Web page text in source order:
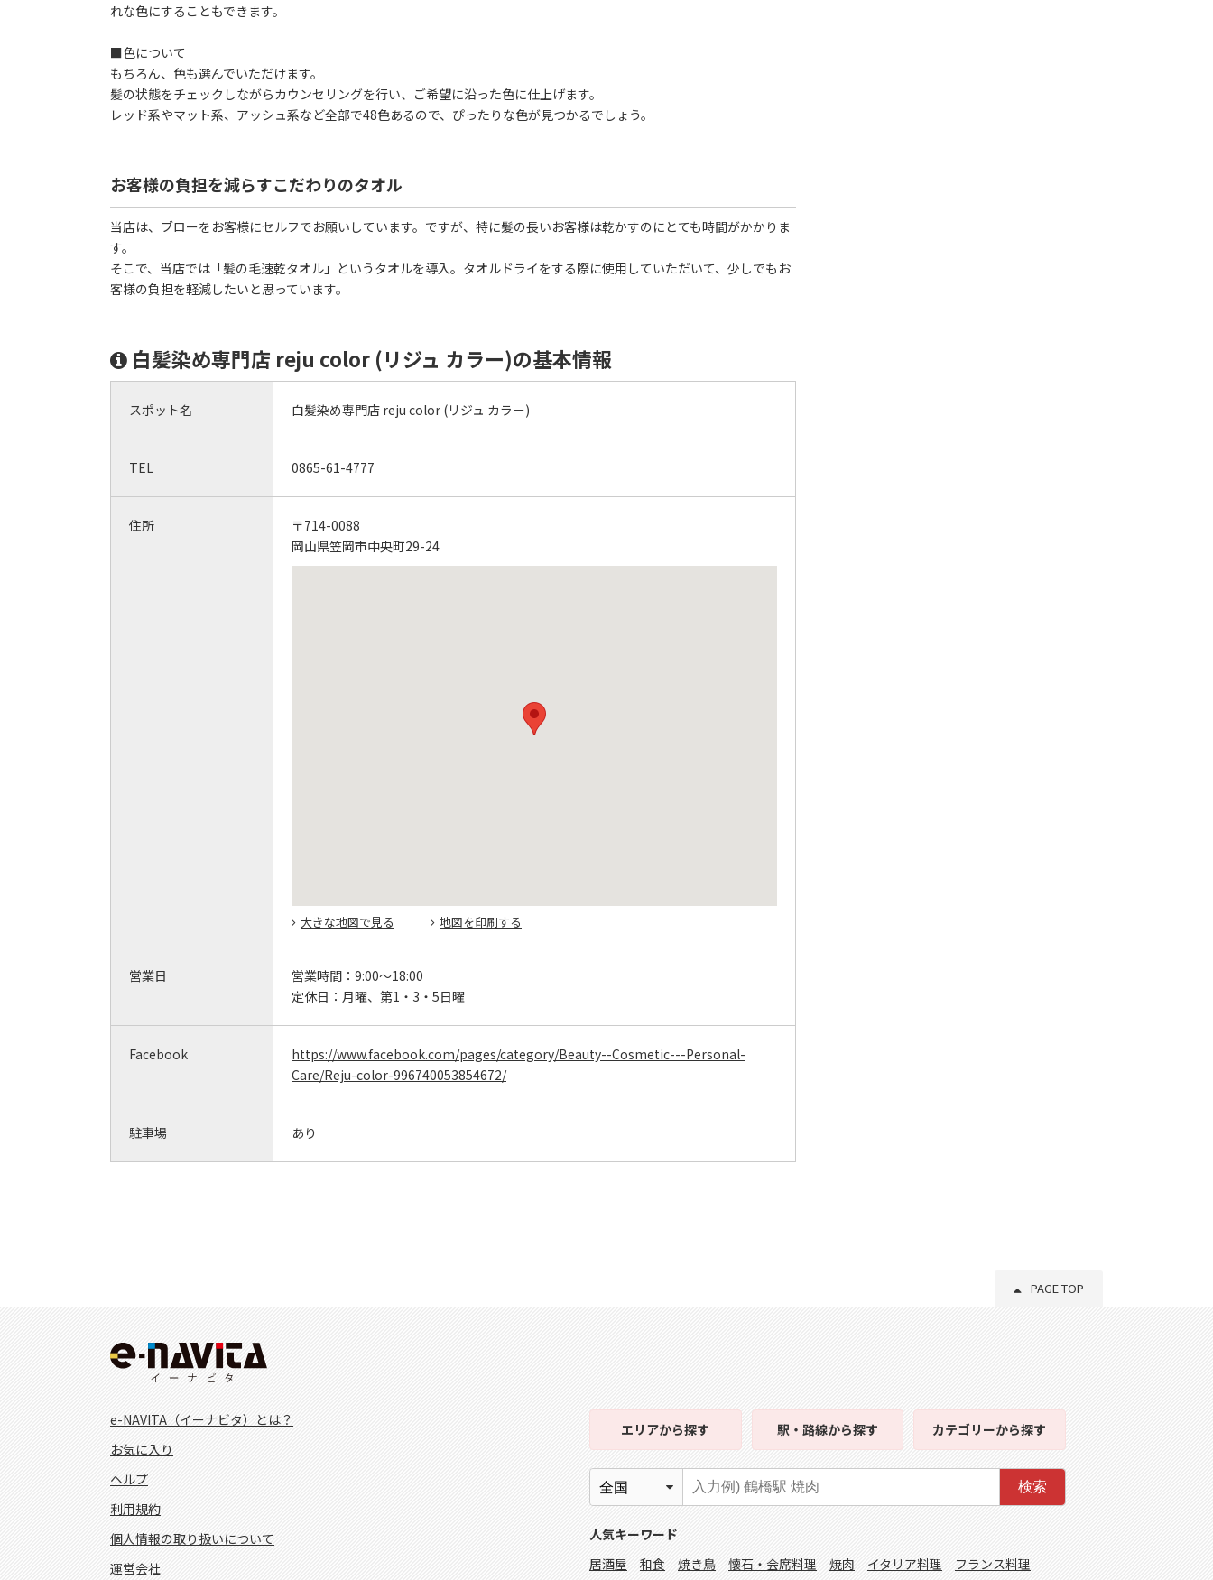
れな色にすることもできます。
■色について
もちろん、色も選んでいただけます。
髪の状態をチェックしながらカウンセリングを行い、ご希望に沿った色に仕上げます。
レッド系やマット系、アッシュ系など全部で48色あるので、ぴったりな色が見つかるでしょう。
お客様の負担を減らすこだわりのタオル
当店は、ブローをお客様にセルフでお願いしています。ですが、特に髪の長いお客様は乾かすのにとても時間がかかりま
す。
そこで、当店では「髪の毛速乾タオル」というタオルを導入。タオルドライをする際に使用していただいて、少しでもお
客様の負担を軽減したいと思っています。
白髪染め専門店 reju color (リジュ カラー)の基本情報
スポット名 白髪染め専門店 reju color (リジュ カラー)
TEL 0865-61-4777
住所
〒714-0088
岡山県笠岡市中央町29-24
大きな地図で見る 地図を印刷する
営業日 営業時間： 9:00～18:00
定休日： 月曜、第1・3・5日曜
Facebook
https://www.facebook.com/pages/category/Beauty--Cosmetic---Personal-
Care/Reju-color-996740053854672/
駐車場 あり
PAGE TOP
e-NAVITA（イーナビタ）とは？
お気に入り
ヘルプ
利用規約
個人情報の取り扱いについて
運営会社
エリアから探す 駅・路線から探す カテゴリーから探す
検索
人気キーワード
居酒屋
和食 焼き鳥 懐石・会席料理 焼肉 イタリア料理 フランス料理